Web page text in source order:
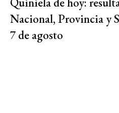
Nacional, Provincia y
7 de agosto